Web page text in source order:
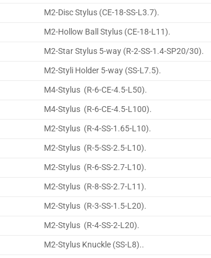
M2-Disc Stylus (CE-18-SS-L3.7).
M2-Hollow Ball Stylus (CE-18-L11).
M2-Star Stylus 5-way (R-2-SS-1.4-SP20/30).
M2-Styli Holder 5-way (SS-L7.5).
M4-Stylus (R-6-CE-4.5-L50).
M4-Stylus (R-6-CE-4.5-L100).
M2-Stylus (R-4-SS-1.65-L10).
M2-Stylus (R-5-SS-2.5-L10).
M2-Stylus (R-6-SS-2.7-L10).
M2-Stylus (R-8-SS-2.7-L11).
M2-Stylus (R-3-SS-1.5-L20).
M2-Stylus (R-4-SS-2-L20).
M2-Stylus Knuckle (SS-L8)..